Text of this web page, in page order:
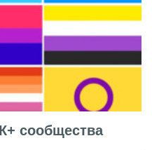
сообщества